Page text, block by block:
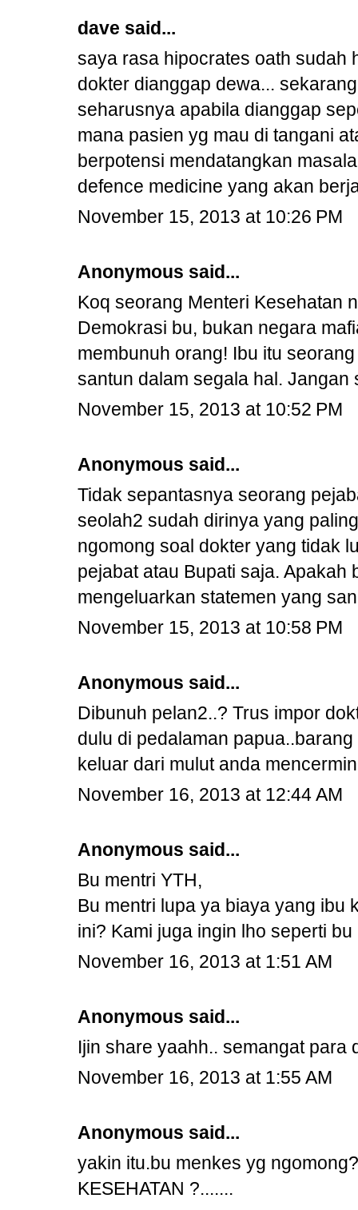
dave said...
saya rasa hipocrates oath sudah
dokter dianggap dewa...
seharusnya apabila dianggap
mana pasien yg mau di tangani
berpotensi mendatangkan
defence medicine yang akan
November 15, 2013 at 10:26 PM
Anonymous said...
Koq seorang Menteri Kesehatan
Demokrasi bu, bukan negara
membunuh orang! Ibu itu
santun dalam segala hal.
November 15, 2013 at 10:52 PM
Anonymous said...
Tidak sepantasnya seorang
seolah2 sudah dirinya yang
ngomong soal dokter yang tidak
pejabat atau Bupati saja.
mengeluarkan statemen yang
November 15, 2013 at 10:58 PM
Anonymous said...
Dibunuh pelan2..? Trus impor
dulu di pedalaman
keluar dari mulut anda
November 16, 2013 at 12:44 AM
Anonymous said...
Bu mentri YTH,
Bu mentri lupa ya biaya yang ibu
ini? Kami juga ingin lho seperti bu
November 16, 2013 at 1:51 AM
Anonymous said...
Ijin share yaahh.. semangat para
November 16, 2013 at 1:55 AM
Anonymous said...
yakin itu.bu menkes yg
KESEHATAN ?.......